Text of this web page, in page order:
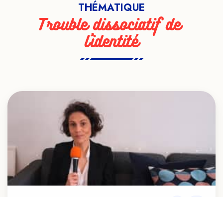
THÉMATIQUE
Trouble dissociatif de
l'identité